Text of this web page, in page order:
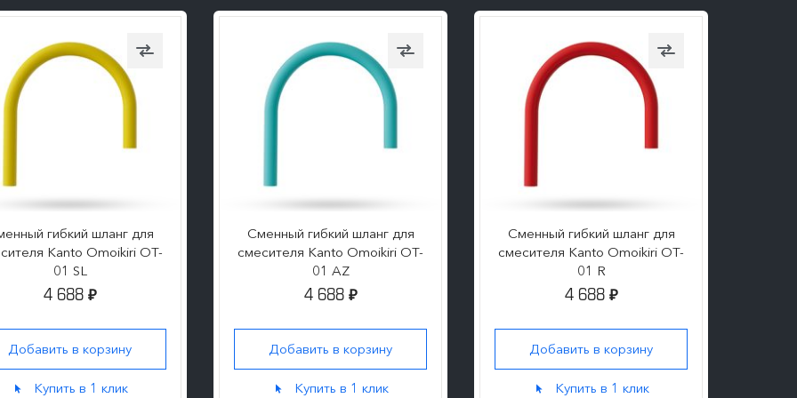
гибкий шланг для
Kanto Omoikiri OT-
01 SL
4 688 ₽
Добавить в корзину
Купить в 1 клик
Сменный гибкий шланг для
смесителя Kanto Omoikiri OT-
01 AZ
4 688 ₽
Добавить в корзину
Купить в 1 клик
Сменный гибкий шланг для
смесителя Kanto Omoikiri OT-
01 R
4 688 ₽
Добавить в корзину
Купить в 1 клик